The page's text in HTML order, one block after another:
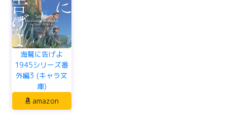
海鷲に告げよ
1945シリーズ番
外編3 (キャラ文
庫)
amazon